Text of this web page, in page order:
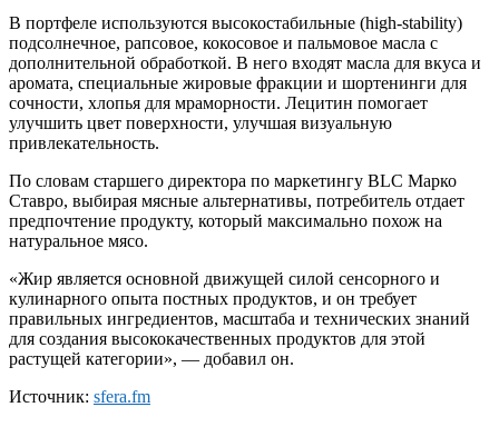
В портфеле используются высокостабильные (high-stability)
подсолнечное, рапсовое, кокосовое и пальмовое масла с
дополнительной обработкой. В него входят масла для вкуса и
аромата, специальные жировые фракции и шортенинги для
сочности, хлопья для мраморности. Лецитин помогает
улучшить цвет поверхности, улучшая визуальную
привлекательность.
По словам старшего директора по маркетингу BLC Марко
Ставро, выбирая мясные альтернативы, потребитель отдает
предпочтение продукту, который максимально похож на
натуральное мясо.
«Жир является основной движущей силой сенсорного и
кулинарного опыта постных продуктов, и он требует
правильных ингредиентов, масштаба и технических знаний
для создания высококачественных продуктов для этой
растущей категории», — добавил он.
Источник: sfera.fm